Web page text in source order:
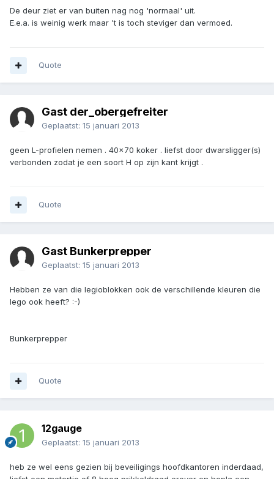
De deur ziet er van buiten nag nog 'normaal' uit.
E.e.a. is weinig werk maar 't is toch steviger dan vermoed.
Quote
Gast der_obergefreiter
Geplaatst: 15 januari 2013
geen L-profielen nemen . 40x70 koker . liefst door dwarsligger(s)
verbonden zodat je een soort H op zijn kant krijgt .
Quote
Gast Bunkerprepper
Geplaatst: 15 januari 2013
Hebben ze van die legioblokken ook de verschillende kleuren die
lego ook heeft? :-)
Bunkerprepper
Quote
12gauge
Geplaatst: 15 januari 2013
heb ze wel eens gezien bij beveiligings hoofdkantoren inderdaad,